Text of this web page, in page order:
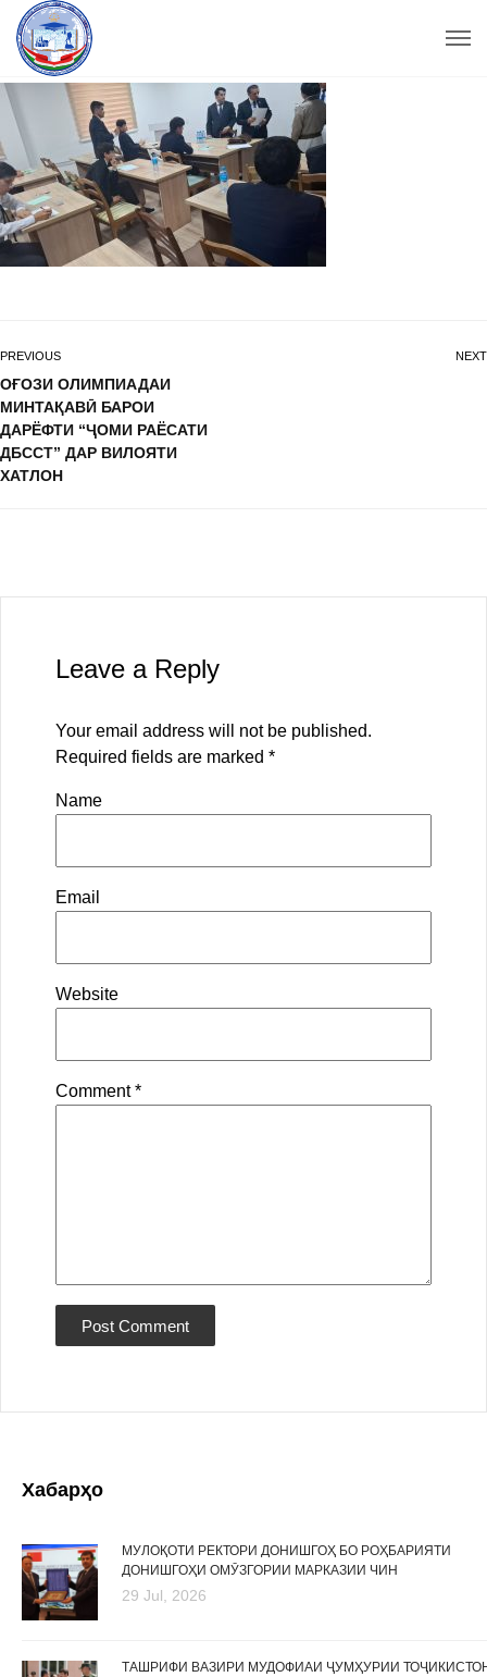
PREVIOUS
ОҒОЗИ ОЛИМПИАДАИ
МИНТАҚАВӢ БАРОИ
ДАРЁФТИ “ҶОМИ РАЁСАТИ
ДБССТ” ДАР ВИЛОЯТИ
ХАТЛОН
NEXT
Leave a Reply
Your email address will not be published.
Required fields are marked *
Name
Email
Website
Comment*
Хабарҳо
МУЛОҚОТИ РЕКТОРИ ДОНИШГОҲ БО РОҲБАРИЯТИ
ДОНИШГОҲИ ОМӮЗГОРИИ МАРКАЗИИ ЧИН
29 Jul, 2026
ТАШРИФИ ВАЗИРИ МУДОФИАИ ҶУМҲУРИИ